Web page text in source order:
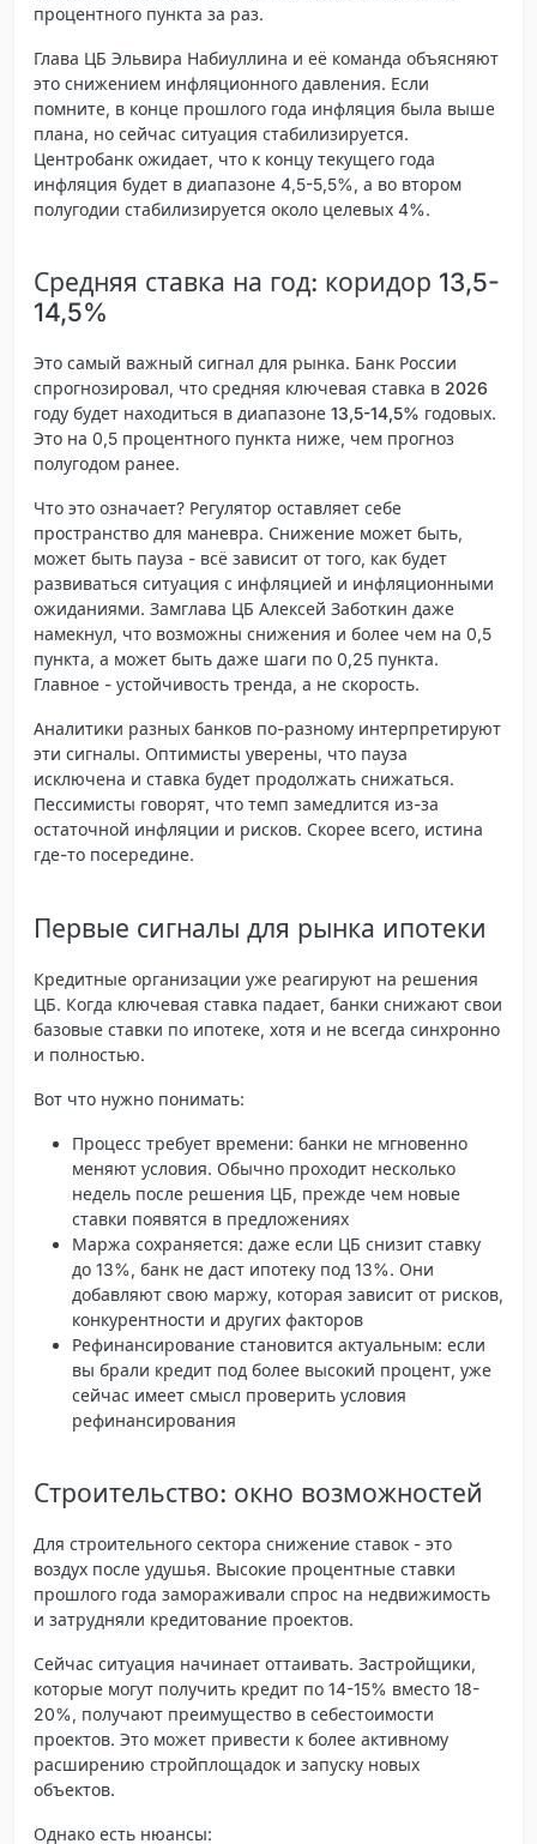
процентного пункта за раз.
Глава ЦБ Эльвира Набиуллина и её команда объясняют
это снижением инфляционного давления. Если
помните, в конце прошлого года инфляция была выше
плана, но сейчас ситуация стабилизируется.
Центробанк ожидает, что к концу текущего года
инфляция будет в диапазоне 4,5-5,5%, а во втором
полугодии стабилизируется около целевых 4%.
Средняя ставка на год: коридор 13,5-
14,5%
Это самый важный сигнал для рынка. Банк России
спрогнозировал, что средняя ключевая ставка в 2026
году будет находиться в диапазоне 13,5-14,5% годовых.
Это на 0,5 процентного пункта ниже, чем прогноз
полугодом ранее.
Что это означает? Регулятор оставляет себе
пространство для маневра. Снижение может быть,
может быть пауза - всё зависит от того, как будет
развиваться ситуация с инфляцией и инфляционными
ожиданиями. Замглава ЦБ Алексей Заботкин даже
намекнул, что возможны снижения и более чем на 0,5
пункта, а может быть даже шаги по 0,25 пункта.
Главное - устойчивость тренда, а не скорость.
Аналитики разных банков по-разному интерпретируют
эти сигналы. Оптимисты уверены, что пауза
исключена и ставка будет продолжать снижаться.
Пессимисты говорят, что темп замедлится из-за
остаточной инфляции и рисков. Скорее всего, истина
где-то посередине.
Первые сигналы для рынка ипотеки
Кредитные организации уже реагируют на решения
ЦБ. Когда ключевая ставка падает, банки снижают свои
базовые ставки по ипотеке, хотя и не всегда синхронно
и полностью.
Вот что нужно понимать:
Процесс требует времени: банки не мгновенно
меняют условия. Обычно проходит несколько
недель после решения ЦБ, прежде чем новые
ставки появятся в предложениях
Маржа сохраняется: даже если ЦБ снизит ставку
до 13%, банк не даст ипотеку под 13%. Они
добавляют свою маржу, которая зависит от рисков,
конкурентности и других факторов
Рефинансирование становится актуальным: если
вы брали кредит под более высокий процент, уже
сейчас имеет смысл проверить условия
рефинансирования
Строительство: окно возможностей
Для строительного сектора снижение ставок - это
воздух после удушья. Высокие процентные ставки
прошлого года замораживали спрос на недвижимость
и затрудняли кредитование проектов.
Сейчас ситуация начинает оттаивать. Застройщики,
которые могут получить кредит по 14-15% вместо 18-
20%, получают преимущество в себестоимости
проектов. Это может привести к более активному
расширению стройплощадок и запуску новых
объектов.
Однако есть нюансы: